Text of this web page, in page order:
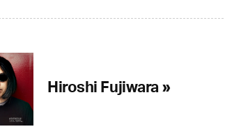
Hiroshi Fujiwara »